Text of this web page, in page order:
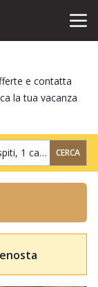
e contatta
la tua vacanza
, 1 camera CERCA